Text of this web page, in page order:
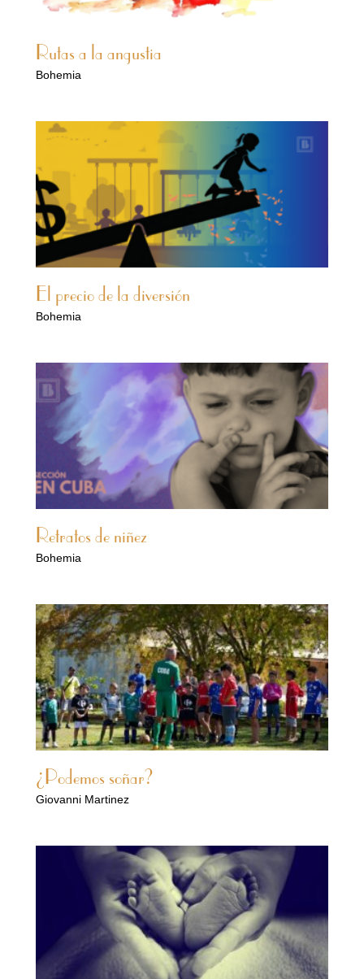
Rutas a la angustia
Bohemia
El precio de la diversión
Bohemia
Retratos de niñez
Bohemia
¿Podemos soñar?
Giovanni Martinez